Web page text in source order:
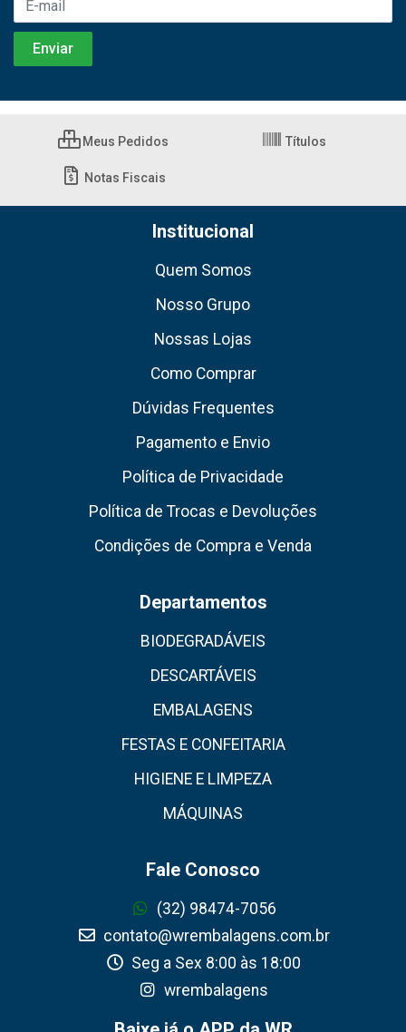
Meus Pedidos Títulos
Notas Fiscais
Institucional
Quem Somos
Nosso Grupo
Nossas Lojas
Como Comprar
Dúvidas Frequentes
Pagamento e Envio
Política de Privacidade
Política de Trocas e Devoluções
Condições de Compra e Venda
Departamentos
BIODEGRADÁVEIS
DESCARTÁVEIS
EMBALAGENS
FESTAS E CONFEITARIA
HIGIENE E LIMPEZA
MÁQUINAS
Fale Conosco
(32) 98474-7056
contato@wrembalagens.com.br
Seg a Sex 8:00 às 18:00
wrembalagens